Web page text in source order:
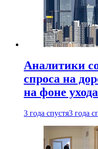
Аналитики
спроса на
на фоне
3 года спустя3 года